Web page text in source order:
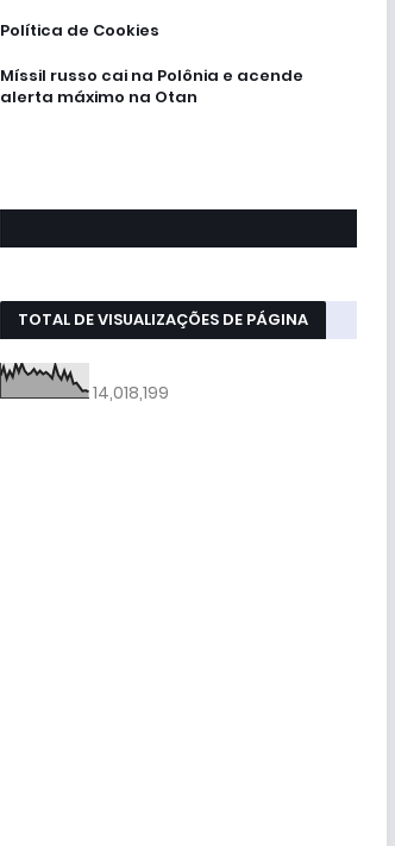
Política de Cookies
Míssil russo cai na Polônia e acende
alerta máximo na Otan
TOTAL DE VISUALIZAÇÕES DE PÁGINA
14,018,199